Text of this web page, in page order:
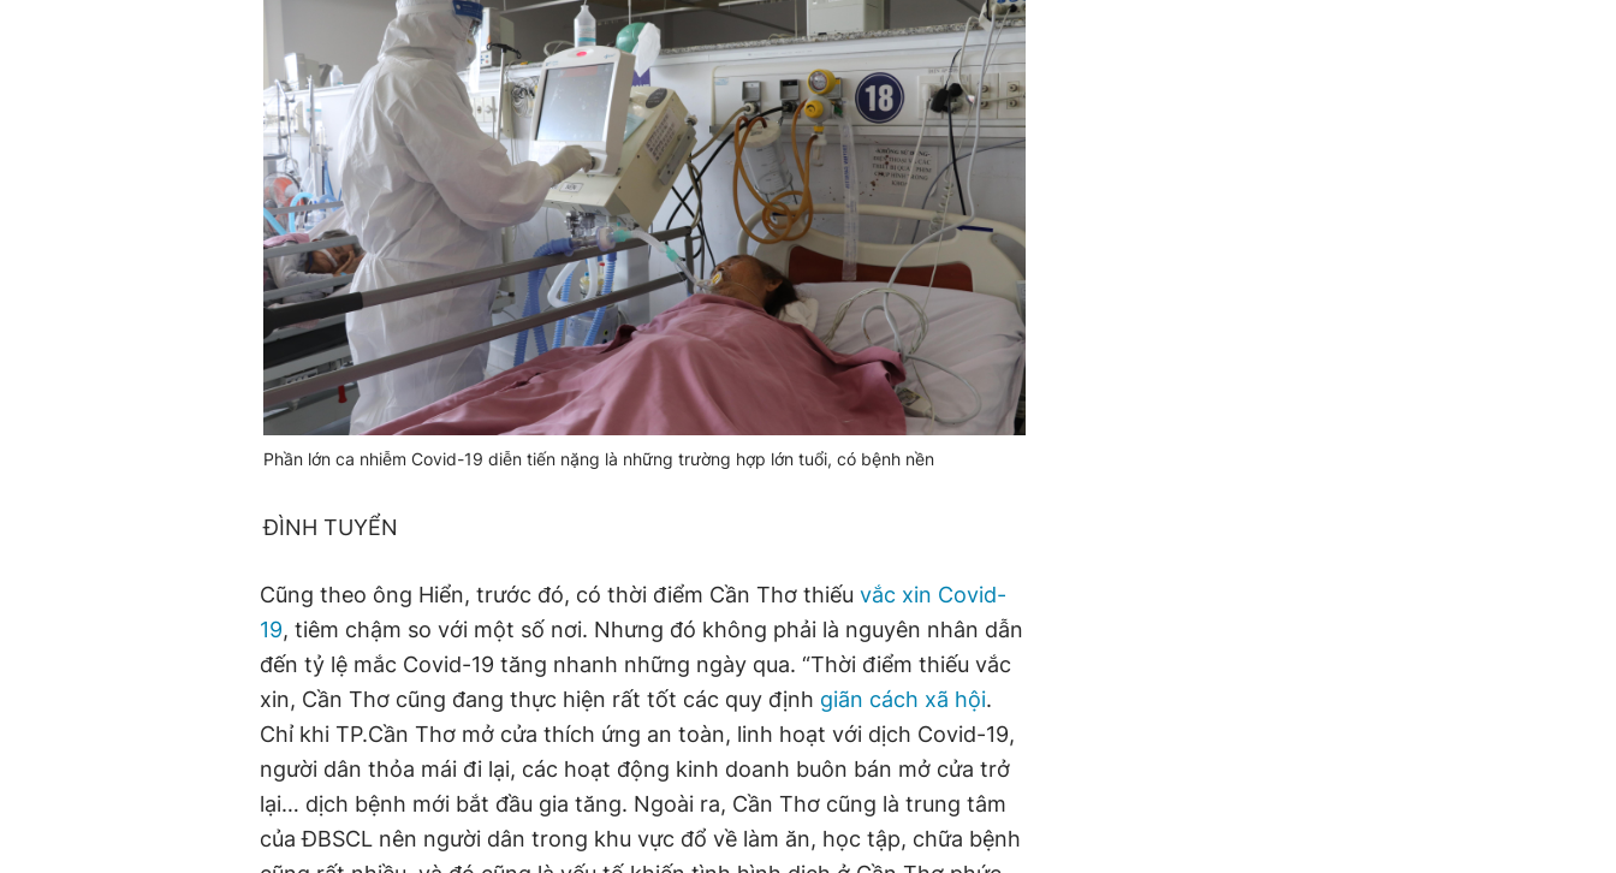
Phần lớn ca nhiễm Covid-19 diễn tiến nặng là những trường hợp lớn tuổi, có bệnh nền
ĐÌNH TUYỂN
Cũng theo ông Hiển, trước đó, có thời điểm Cần Thơ thiếu vắc xin Covid-
19, tiêm chậm so với một số nơi. Nhưng đó không phải là nguyên nhân dẫn
đến tỷ lệ mắc Covid-19 tăng nhanh những ngày qua. “Thời điểm thiếu vắc
xin, Cần Thơ cũng đang thực hiện rất tốt các quy định giãn cách xã hội.
Chỉ khi TP.Cần Thơ mở cửa thích ứng an toàn, linh hoạt với dịch Covid-19,
người dân thỏa mái đi lại, các hoạt động kinh doanh buôn bán mở cửa trở
lại… dịch bệnh mới bắt đầu gia tăng. Ngoài ra, Cần Thơ cũng là trung tâm
của ĐBSCL nên người dân trong khu vực đổ về làm ăn, học tập, chữa bệnh